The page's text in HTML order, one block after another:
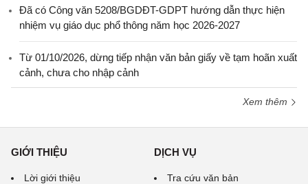
Đã có Công văn 5208/BGDĐT-GDPT hướng dẫn thực hiện
nhiệm vụ giáo dục phổ thông năm học 2026-2027
Từ 01/10/2026, dừng tiếp nhận văn bản giấy về tạm hoãn xuất
cảnh, chưa cho nhập cảnh
Xem thêm
GIỚI THIỆU
Lời giới thiệu
DỊCH VỤ
Tra cứu văn bản